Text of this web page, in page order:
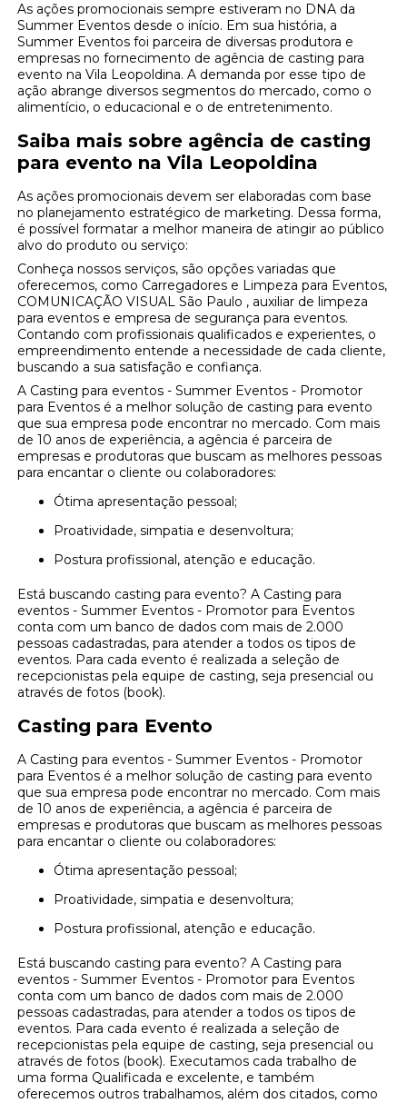
As ações promocionais sempre estiveram no DNA da
Summer Eventos desde o início. Em sua história, a
Summer Eventos foi parceira de diversas produtora e
empresas no fornecimento de agência de casting para
evento na Vila Leopoldina. A demanda por esse tipo de
ação abrange diversos segmentos do mercado, como o
alimentício, o educacional e o de entretenimento.
Saiba mais sobre agência de casting
para evento na Vila Leopoldina
As ações promocionais devem ser elaboradas com base
no planejamento estratégico de marketing. Dessa forma,
é possível formatar a melhor maneira de atingir ao público
alvo do produto ou serviço:
Conheça nossos serviços, são opções variadas que
oferecemos, como Carregadores e Limpeza para Eventos,
COMUNICAÇÃO VISUAL São Paulo , auxiliar de limpeza
para eventos e empresa de segurança para eventos.
Contando com profissionais qualificados e experientes, o
empreendimento entende a necessidade de cada cliente,
buscando a sua satisfação e confiança.
A Casting para eventos - Summer Eventos - Promotor
para Eventos é a melhor solução de casting para evento
que sua empresa pode encontrar no mercado. Com mais
de 10 anos de experiência, a agência é parceira de
empresas e produtoras que buscam as melhores pessoas
para encantar o cliente ou colaboradores:
Ótima apresentação pessoal;
Proatividade, simpatia e desenvoltura;
Postura profissional, atenção e educação.
Está buscando casting para evento? A Casting para
eventos - Summer Eventos - Promotor para Eventos
conta com um banco de dados com mais de 2.000
pessoas cadastradas, para atender a todos os tipos de
eventos. Para cada evento é realizada a seleção de
recepcionistas pela equipe de casting, seja presencial ou
através de fotos (book).
Casting para Evento
A Casting para eventos - Summer Eventos - Promotor
para Eventos é a melhor solução de casting para evento
que sua empresa pode encontrar no mercado. Com mais
de 10 anos de experiência, a agência é parceira de
empresas e produtoras que buscam as melhores pessoas
para encantar o cliente ou colaboradores:
Ótima apresentação pessoal;
Proatividade, simpatia e desenvoltura;
Postura profissional, atenção e educação.
Está buscando casting para evento? A Casting para
eventos - Summer Eventos - Promotor para Eventos
conta com um banco de dados com mais de 2.000
pessoas cadastradas, para atender a todos os tipos de
eventos. Para cada evento é realizada a seleção de
recepcionistas pela equipe de casting, seja presencial ou
através de fotos (book). Executamos cada trabalho de
uma forma Qualificada e excelente, e também
oferecemos outros trabalhamos, além dos citados, como